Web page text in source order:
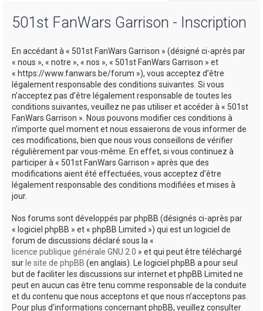
501st FanWars Garrison - Inscription
En accédant à « 501st FanWars Garrison » (désigné ci-après par
« nous », « notre », « nos », « 501st FanWars Garrison » et
« https://www.fanwars.be/forum »), vous acceptez d’être
légalement responsable des conditions suivantes. Si vous
n’acceptez pas d’être légalement responsable de toutes les
conditions suivantes, veuillez ne pas utiliser et accéder à « 501st
FanWars Garrison ». Nous pouvons modifier ces conditions à
n’importe quel moment et nous essaierons de vous informer de
ces modifications, bien que nous vous conseillons de vérifier
régulièrement par vous-même. En effet, si vous continuez à
participer à « 501st FanWars Garrison » après que des
modifications aient été effectuées, vous acceptez d’être
légalement responsable des conditions modifiées et mises à
jour.
Nos forums sont développés par phpBB (désignés ci-après par
« logiciel phpBB » et « phpBB Limited ») qui est un logiciel de
forum de discussions déclaré sous la «
licence publique générale GNU 2.0 » et qui peut être téléchargé
sur le site de phpBB (en anglais). Le logiciel phpBB a pour seul
but de faciliter les discussions sur internet et phpBB Limited ne
peut en aucun cas être tenu comme responsable de la conduite
et du contenu que nous acceptons et que nous n’acceptons pas.
Pour plus d’informations concernant phpBB, veuillez consulter